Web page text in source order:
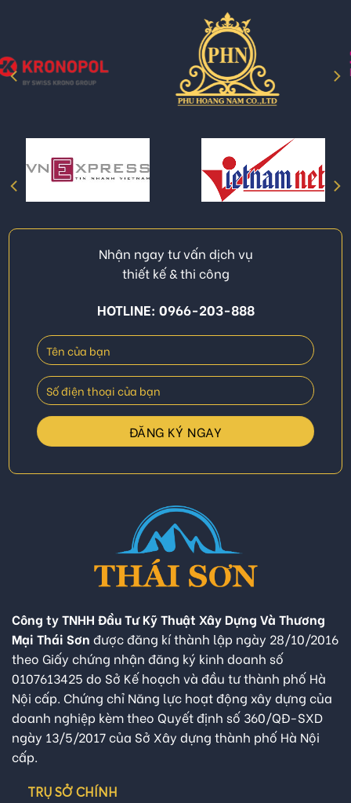
Nhận ngay tư vấn dịch vụ
thiết kế & thi công
HOTLINE: 0966-203-888
Công ty TNHH Đầu Tư Kỹ Thuật Xây Dựng Và Thương
Mại Thái Sơn được đăng kí thành lập ngày 28/10/2016
theo Giấy chứng nhận đăng ký kinh doanh số
0107613425 do Sở Kế hoạch và đầu tư thành phố Hà
Nội cấp. Chứng chỉ Năng lực hoạt động xây dựng của
doanh nghiệp kèm theo Quyết định số 360/QĐ-SXD
ngày 13/5/2017 của Sở Xây dựng thành phố Hà Nội
cấp.
TRỤ SỞ CHÍNH